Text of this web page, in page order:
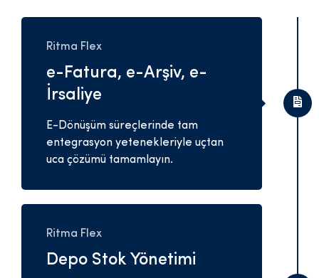
Ritma Flex
e-Fatura, e-Arşiv, e-
İrsaliye
E-Dönüşüm süreçlerinde tam
entegrasyon yetenekleriyle uçtan
uca çözümü tamamlayın.
Ritma Flex
Depo Stok Yönetimi